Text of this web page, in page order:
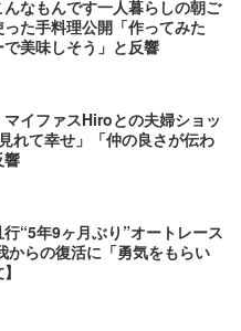
なもんです一人暮らしの朝ご
た手料理公開「作ってみた
美味しそう」と反響
イファスHiroとの夫婦ショッ
れて幸せ」「仲の良さが伝わ
響
“5年9ヶ月ぶり”オートレース
からの復活に「勇気をもらい